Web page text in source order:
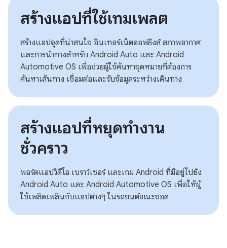
สร้างแอปที่ใช้เทมเพลต
สร้างแอปจุดที่น่าสนใจ อินเทอร์เน็ตออฟธิงส์ สภาพอากาศ
และการนำทางสำหรับ Android Auto และ Android
Automotive OS เพื่อช่วยผู้ใช้ค้นหาจุดหมายที่ต้องการ
ค้นหาเส้นทาง เชื่อมต่อและรับข้อมูลระหว่างเดินทาง
สร้างแอปที่หยุดทำงาน
ชั่วคราว
พอร์ตแอปวิดีโอ เบราว์เซอร์ และเกม Android ที่มีอยู่ไปยัง
Android Auto และ Android Automotive OS เพื่อให้ผู้
ใช้เพลิดเพลินกับแอปต่างๆ ในรถยนต์ขณะจอด